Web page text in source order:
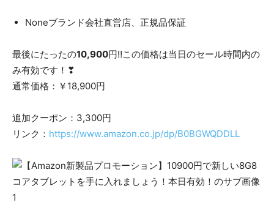
Noneブランド会社直営店、正規品保証
最後にたったの10,900円‼この価格は当日のセール時間内の
み有効です！❣
通常価格：￥18,900円
追加クーポン：3,300円
リンク： https://www.amazon.co.jp/dp/B0BGWQDDLL